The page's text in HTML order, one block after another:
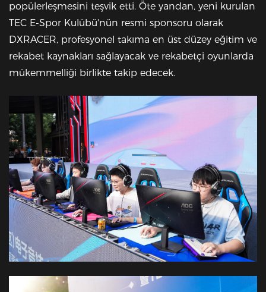
popülerleşmesini teşvik etti. Öte yandan, yeni kurulan
TEC E-Spor Kulübü'nün resmi sponsoru olarak
DXRACER, profesyonel takıma en üst düzey eğitim ve
rekabet kaynakları sağlayacak ve rekabetçi oyunlarda
mükemmelliği birlikte takip edecek.